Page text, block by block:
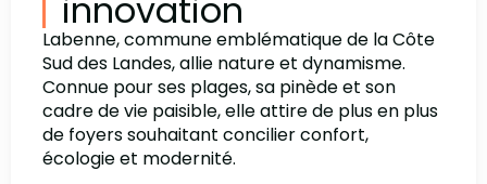
innovation
Labenne, commune emblématique de la Côte
Sud des Landes, allie nature et dynamisme.
Connue pour ses plages, sa pinède et son
cadre de vie paisible, elle attire de plus en plus
de foyers souhaitant concilier confort,
écologie et modernité.